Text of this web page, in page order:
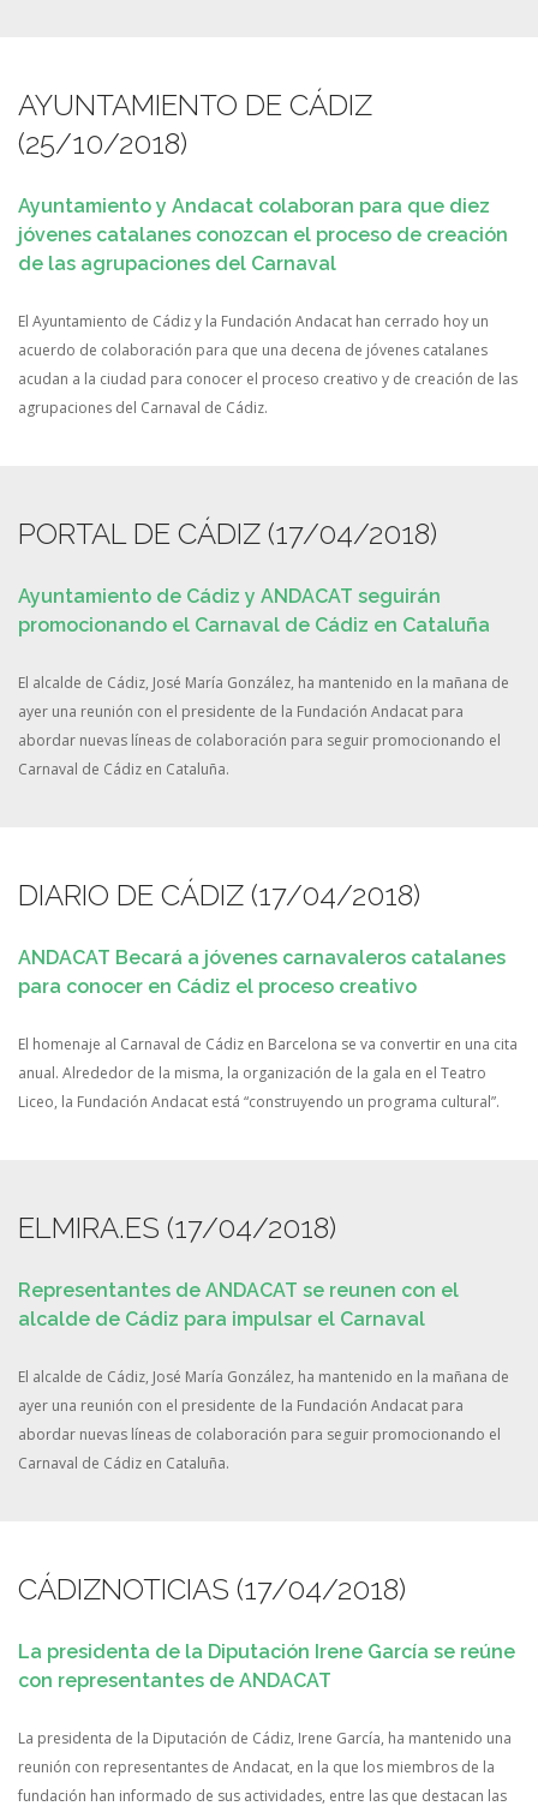
AYUNTAMIENTO DE CÁDIZ
(25/10/2018)
Ayuntamiento y Andacat colaboran para que diez
jóvenes catalanes conozcan el proceso de creación
de las agrupaciones del Carnaval
El Ayuntamiento de Cádiz y la Fundación Andacat han cerrado hoy un
acuerdo de colaboración para que una decena de jóvenes catalanes
acudan a la ciudad para conocer el proceso creativo y de creación de las
agrupaciones del Carnaval de Cádiz.
PORTAL DE CÁDIZ (17/04/2018)
Ayuntamiento de Cádiz y ANDACAT seguirán
promocionando el Carnaval de Cádiz en Cataluña
El alcalde de Cádiz, José María González, ha mantenido en la mañana de
ayer una reunión con el presidente de la Fundación Andacat para
abordar nuevas líneas de colaboración para seguir promocionando el
Carnaval de Cádiz en Cataluña.
DIARIO DE CÁDIZ (17/04/2018)
ANDACAT Becará a jóvenes carnavaleros catalanes
para conocer en Cádiz el proceso creativo
El homenaje al Carnaval de Cádiz en Barcelona se va convertir en una cita
anual. Alrededor de la misma, la organización de la gala en el Teatro
Liceo, la Fundación Andacat está “construyendo un programa cultural”.
ELMIRA.ES (17/04/2018)
Representantes de ANDACAT se reunen con el
alcalde de Cádiz para impulsar el Carnaval
El alcalde de Cádiz, José María González, ha mantenido en la mañana de
ayer una reunión con el presidente de la Fundación Andacat para
abordar nuevas líneas de colaboración para seguir promocionando el
Carnaval de Cádiz en Cataluña.
CÁDIZNOTICIAS (17/04/2018)
La presidenta de la Diputación Irene García se reúne
con representantes de ANDACAT
La presidenta de la Diputación de Cádiz, Irene García, ha mantenido una
reunión con representantes de Andacat, en la que los miembros de la
fundación han informado de sus actividades, entre las que destacan las